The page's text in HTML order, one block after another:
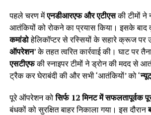
पहले चरण मेंएनडीआरएफ और एटीएसकी टीमों ने
आतंकियों को रोकने का प्रयास किया। इसके
कमांडोहेलिकॉप्टर से रस्सियों के सहारे क्रूज पर
ऑपरेशन’ के तहत त्वरित कार्रवाई की। घाट पर
एसटीएफकी स्नाइपर टीमों ने ड्रोन की मदद से
ट्रैक कर घेराबंदी की और सभी ‘आतंकियों’ को ‘
पूरे ऑपरेशन कोसिर्फ 12 मिनट में सफलतापूर्वक
बंधकों को सुरक्षित बाहर निकाला गया। इस दौरान